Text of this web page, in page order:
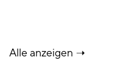
Alle anzeigen